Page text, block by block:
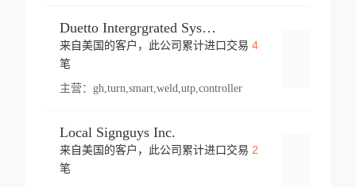
Duetto Intergrgrated Systems Inc.
来自美国的客户，此公司累计进口交易 4
笔
主营： gh,turn,smart,weld,utp,controller
Local Signguys Inc.
来自美国的客户，此公司累计进口交易 2
笔